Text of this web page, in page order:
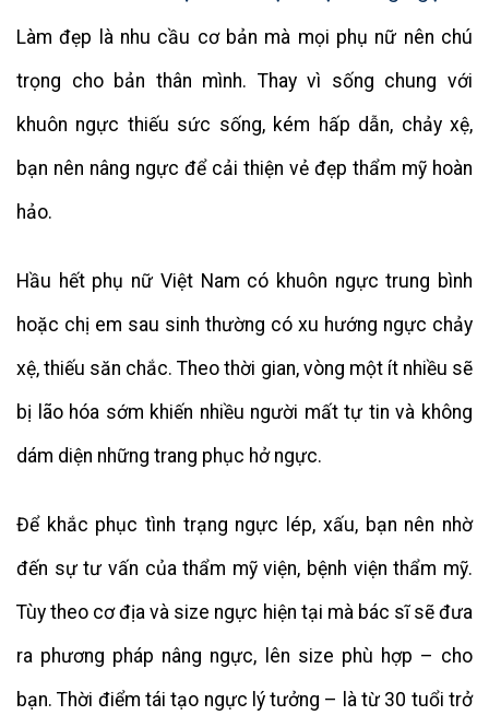
Làm đẹp là nhu cầu cơ bản mà mọi phụ nữ nên chú
trọng cho bản thân mình. Thay vì sống chung với
khuôn ngực thiếu sức sống, kém hấp dẫn, chảy xệ,
bạn nên nâng ngực để cải thiện vẻ đẹp thẩm mỹ hoàn
hảo.
Hầu hết phụ nữ Việt Nam có khuôn ngực trung bình
hoặc chị em sau sinh thường có xu hướng ngực chảy
xệ, thiếu săn chắc. Theo thời gian, vòng một ít nhiều sẽ
bị lão hóa sớm khiến nhiều người mất tự tin và không
dám diện những trang phục hở ngực.
Để khắc phục tình trạng ngực lép, xấu, bạn nên nhờ
đến sự tư vấn của thẩm mỹ viện, bệnh viện thẩm mỹ.
Tùy theo cơ địa và size ngực hiện tại mà bác sĩ sẽ đưa
ra phương pháp nâng ngực, lên size phù hợp – cho
bạn. Thời điểm tái tạo ngực lý tưởng – là từ 30 tuổi trở